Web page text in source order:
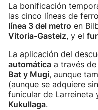
La bonificación
las cinco líneas de
línea 3 del metro en
Vitoria-Gasteiz, y el
La aplicación del
automática a través
Bat y Mugi, aunque
(aunque se adquiere
funicular de Larreineta
Kukullaga.